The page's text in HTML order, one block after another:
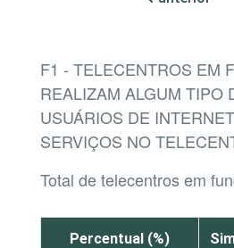
F1 - TELECENTROS EM
REALIZAM ALGUM TIPO
USUÁRIOS DE
SERVIÇOS NO
Total de telecentros em
Percentual (%)